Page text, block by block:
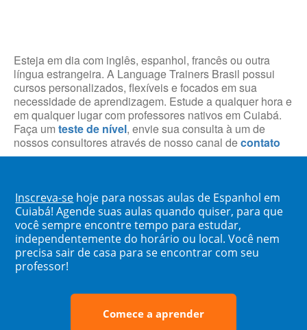
Esteja em dia com inglês, espanhol, francês ou outra
língua estrangeira. A Language Trainers Brasil possui
cursos personalizados, flexíveis e focados em sua
necessidade de aprendizagem. Estude a qualquer hora e
em qualquer lugar com professores nativos em Cuiabá.
Faça um teste de nível, envie sua consulta à um de
nossos consultores através de nosso canal decontato
Inscreva-se hoje para nossas aulas de Espanhol em
Cuiabá! Agende suas aulas quando quiser, para que
você sempre encontre tempo para estudar,
independentemente do horário ou local. Você nem
precisa sair de casa para se encontrar com seu
professor!
Comece a aprender